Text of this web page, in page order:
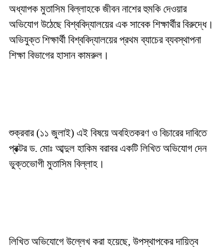
অধ্যাপক মুতাসিম বিল্লাহকে জীবন নাশের হুমকি দেওয়ার
অভিযোগ উঠেছে বিশ্ববিদ্যালয়ের এক সাবেক শিক্ষার্থীর বিরুদ্ধে।
অভিযুক্ত শিক্ষার্থী বিশ্ববিদ্যালয়ের প্রথম ব্যাচের ব্যবস্থাপনা
শিক্ষা বিভাগের হাসান কামরুল।
শুক্রবার (১১ জুলাই) এই বিষয়ে অবহিতকরণ ও বিচারের দাবিতে
প্রক্টর ড. মোঃ আব্দুল হাকিম বরাবর একটি লিখিত অভিযোগ দেন
ভুক্তভোগী মুতাসিম বিল্লাহ।
লিখিত অভিযোগে উল্লেখ করা হয়েছে, উপস্থাপকের দায়িত্ব